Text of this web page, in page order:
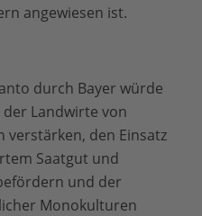
angewiesen ist.
durch Bayer würde
Landwirte von
den Einsatz
Saatgut und
und der
Monokulturen